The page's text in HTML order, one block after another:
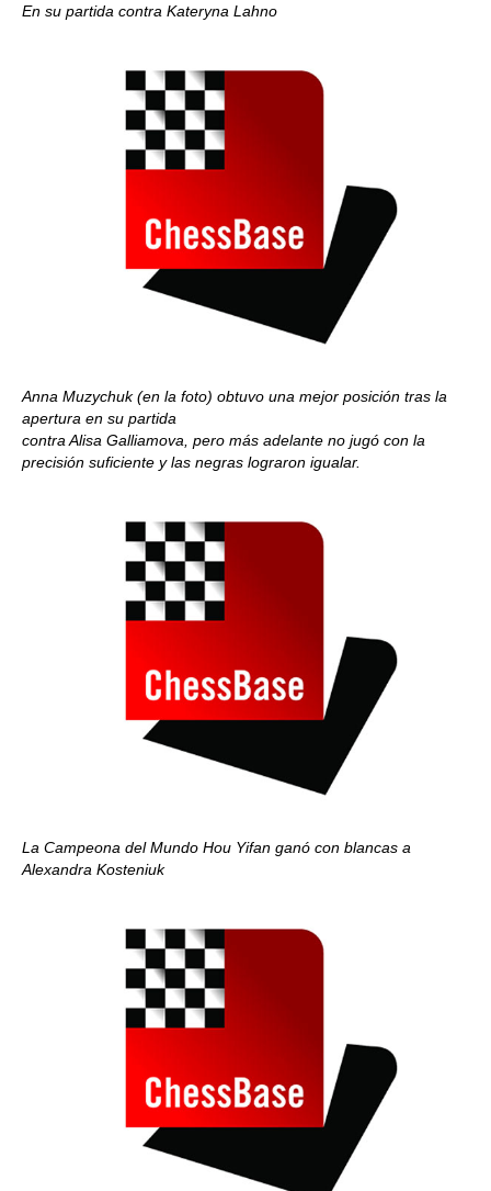
En su partida contra Kateryna Lahno
Anna Muzychuk (en la foto) obtuvo una mejor posición tras la
apertura en su partida
contra Alisa Galliamova, pero más adelante no jugó con la
precisión suficiente y las negras lograron igualar.
La Campeona del Mundo Hou Yifan ganó con blancas a
Alexandra Kosteniuk